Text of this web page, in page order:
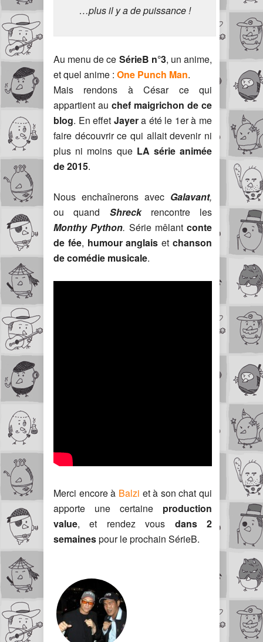
…plus il y a de puissance !
Au menu de ce SérieB n°3, un anime,
et quel anime : One Punch Man.
Mais rendons à César ce qui
appartient au chef maigrichon de ce
blog. En effet Jayera été le 1er à me
faire découvrir ce qui allait devenir ni
plus ni moins que LA série animée
de 2015.
Nous enchaînerons avec Galavant,
ou quand Shreckrencontre les
Monthy Python. Série mêlant conte
de fée, humour anglais etchanson
de comédie musicale.
Merci encore à Balzi et à son chat qui
apporte une certaine production
value, et rendez vous dans 2
semainespour le prochain SérieB.